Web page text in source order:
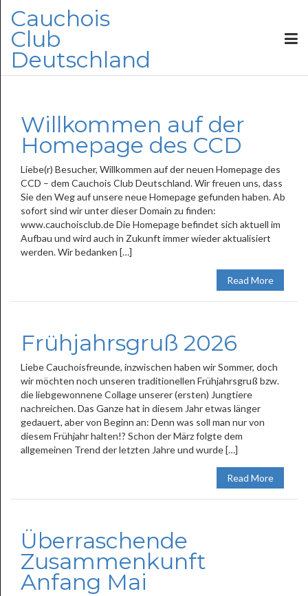
Cauchois
Club
Deutschland
Willkommen auf der
Homepage des CCD
Liebe(r) Besucher, Willkommen auf der neuen Homepage des
CCD – dem Cauchois Club Deutschland. Wir freuen uns, dass
Sie den Weg auf unsere neue Homepage gefunden haben. Ab
sofort sind wir unter dieser Domain zu finden:
www.cauchoisclub.de Die Homepage befindet sich aktuell im
Aufbau und wird auch in Zukunft immer wieder aktualisiert
werden. Wir bedanken […]
Read More
Frühjahrsgruß 2026
Liebe Cauchoisfreunde, inzwischen haben wir Sommer, doch
wir möchten noch unseren traditionellen Frühjahrsgruß bzw.
die liebgewonnene Collage unserer (ersten) Jungtiere
nachreichen. Das Ganze hat in diesem Jahr etwas länger
gedauert, aber von Beginn an: Denn was soll man nur von
diesem Frühjahr halten!? Schon der März folgte dem
allgemeinen Trend der letzten Jahre und wurde […]
Read More
Überraschende
Zusammenkunft
Anfang Mai